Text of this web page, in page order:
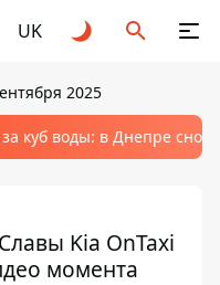
UK
2025
куб воды: в Днепре
Kia OnTaxi
момента